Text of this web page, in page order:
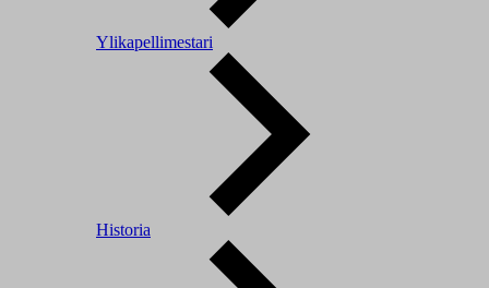
Ylikapellimestari
Historia